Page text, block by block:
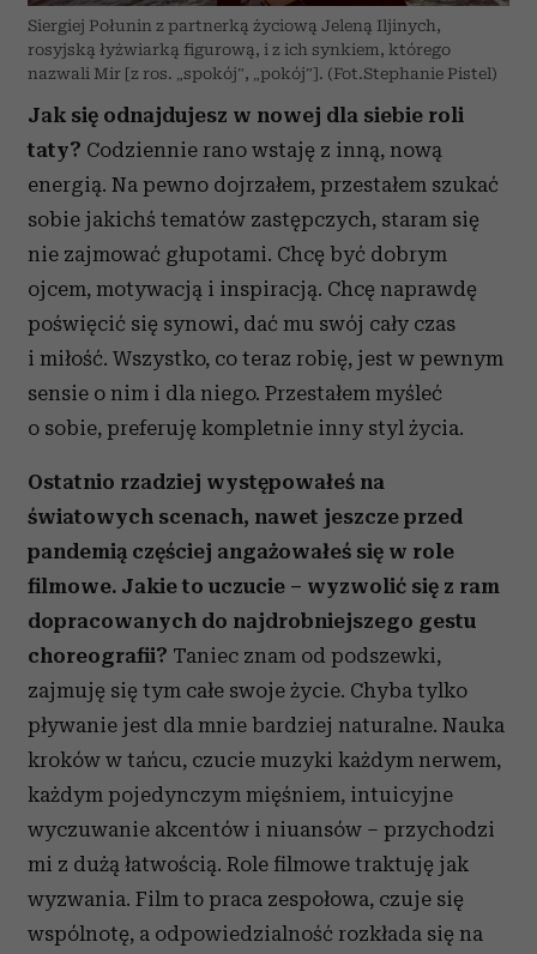
Siergiej Połunin z partnerką życiową Jeleną Iljinych,
rosyjską łyżwiarką figurową, i z ich synkiem, którego
nazwali Mir [z ros. „spokój”, „pokój”]. (Fot.Stephanie Pistel)
Jak się odnajdujesz w nowej dla siebie roli
taty? Codziennie rano wstaję z inną, nową
energią. Na pewno dojrzałem, przestałem szukać
sobie jakichś tematów zastępczych, staram się
nie zajmować głupotami. Chcę być dobrym
ojcem, motywacją i inspiracją. Chcę naprawdę
poświęcić się synowi, dać mu swój cały czas
i miłość. Wszystko, co teraz robię, jest w pewnym
sensie o nim i dla niego. Przestałem myśleć
o sobie, preferuję kompletnie inny styl życia.
Ostatnio rzadziej występowałeś na
światowych scenach, nawet jeszcze przed
pandemią częściej angażowałeś się w role
filmowe. Jakie to uczucie – wyzwolić się z ram
dopracowanych do najdrobniejszego gestu
choreografii? Taniec znam od podszewki,
zajmuję się tym całe swoje życie. Chyba tylko
pływanie jest dla mnie bardziej naturalne. Nauka
kroków w tańcu, czucie muzyki każdym nerwem,
każdym pojedynczym mięśniem, intuicyjne
wyczuwanie akcentów i niuansów – przychodzi
mi z dużą łatwością. Role filmowe traktuję jak
wyzwania. Film to praca zespołowa, czuje się
wspólnotę, a odpowiedzialność rozkłada się na